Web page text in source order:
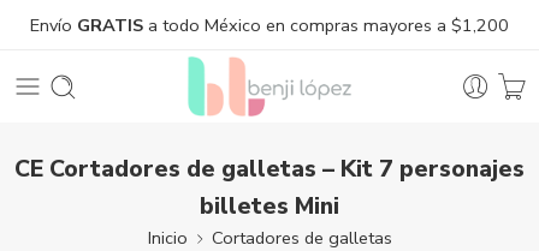
Envío GRATIS a todo México en compras mayores a $1,200
CE Cortadores de galletas – Kit 7 personajes
billetes Mini
Inicio Cortadores de galletas